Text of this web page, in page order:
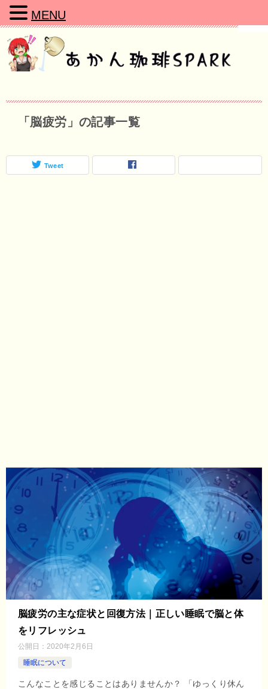
「脳疲労」の記事一覧
Tweet
脳疲労の主な症状と回復方法｜正しい睡眠で脳と体
をリフレッシュ
公開日： 2020年2月6日
睡眠について
こんなことを感じることはありませんか？ 「ゆっくり休ん
MENU